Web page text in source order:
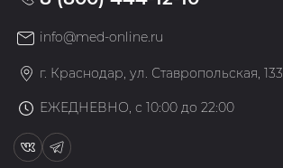
info@med-online.ru
г. Краснодар, ул. Ставропольская, 133
ЕЖЕДНЕВНО, с 10:00 до 22:00